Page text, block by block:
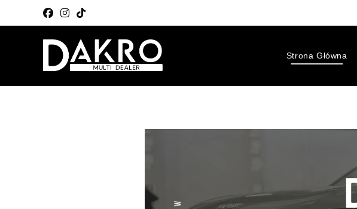
Strona Główna